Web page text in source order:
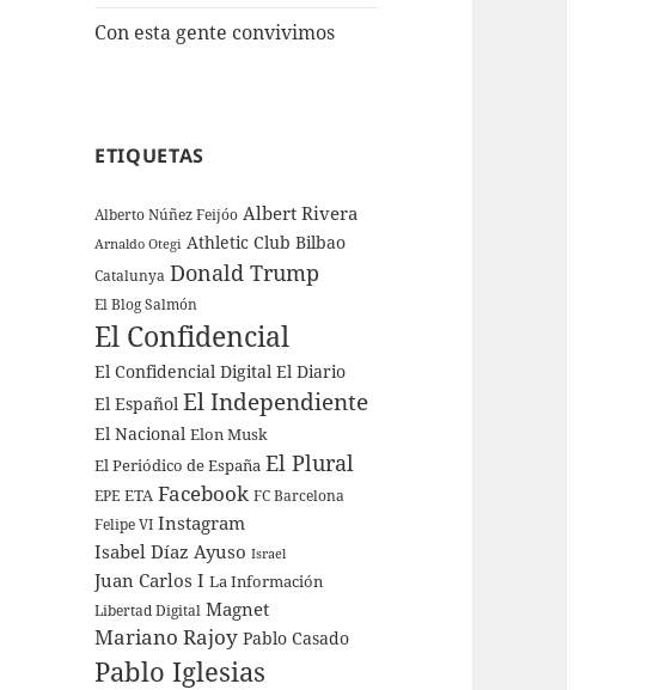
Con esta gente convivimos
ETIQUETAS
Alberto Núñez Feijóo Albert Rivera
Arnaldo Otegi Athletic Club Bilbao
Catalunya Donald Trump
El Blog Salmón
El Confidencial
El Confidencial Digital El Diario
El Español El Independiente
El Nacional Elon Musk
El Periódico de España El Plural
EPE ETA Facebook FC Barcelona
Felipe VI Instagram
Isabel Díaz Ayuso Israel
Juan Carlos I La Información
Libertad Digital Magnet
Mariano Rajoy Pablo Casado
Pablo Iglesias